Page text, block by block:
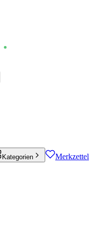
Kategorien Merkzettel